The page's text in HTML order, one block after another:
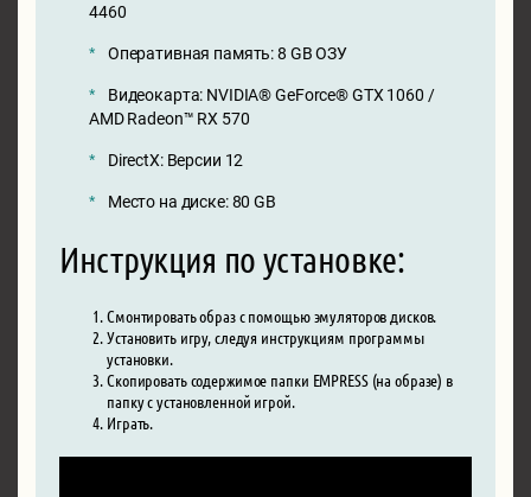
4460
Оперативная память: 8 GB ОЗУ
Видеокарта: NVIDIA® GeForce® GTX 1060 /
AMD Radeon™ RX 570
DirectX: Версии 12
Место на диске: 80 GB
Инструкция по установке:
Смонтировать образ с помощью эмуляторов дисков.
Установить игру, следуя инструкциям программы
установки.
Скопировать содержимое папки EMPRESS (на образе) в
папку с установленной игрой.
Играть.